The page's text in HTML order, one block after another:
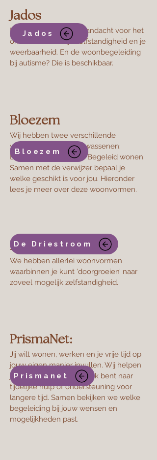
Jados
Bij Jados hebben we aandacht voor het
ontwikkelen van je zelfstandigheid en je
weerbaarheid. En de woonbegeleiding
bij autisme? Die is beschikbaar.
Bloezem
Wij hebben twee verschillende
woonvormen voor volwassenen:
Beschermd wonen en Begeleid wonen.
Samen met de verwijzer bepaal je
welke geschikt is voor jou. Hieronder
lees je meer over deze woonvormen.
De Driestroom
We hebben allerlei woonvormen
waarbinnen je kunt ‘doorgroeien’ naar
zoveel mogelijk zelfstandigheid.
PrismaNet:
​Jij wilt wonen, werken en je vrije tijd op
jouw eigen manier invullen. Wij helpen
je daarbij. Of je nu op zoek bent naar
tijdelijke hulp of ondersteuning voor
langere tijd. Samen bekijken we welke
begeleiding bij jouw wensen en
mogelijkheden past.
Jados
Bloezem
De Driestroom
Prismanet